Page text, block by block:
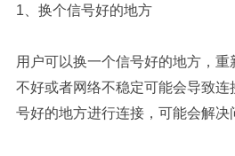
1、换个信号好的地方
用户可以换一个信号好的地方，
不好或者网络不稳定可能会导致
号好的地方进行连接，可能会解决